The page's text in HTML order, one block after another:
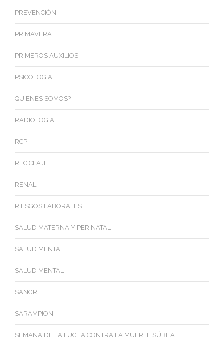
PREVENCIÓN
PRIMAVERA
PRIMEROS AUXILIOS
PSICOLOGIA
QUIENES SOMOS?
RADIOLOGIA
RCP
RECICLAJE
RENAL
RIESGOS LABORALES
SALUD MATERNA Y PERINATAL
SALUD MENTAL
SALUD MENTAL
SANGRE
SARAMPION
SEMANA DE LA LUCHA CONTRA LA MUERTE SÚBITA